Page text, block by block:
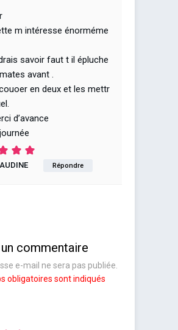
m intéresse énorméme
savoir faut t il épluche
avant .
en deux et les mettr
d’avance
Répondre
commentaire
e-mail ne sera pas publiée.
obligatoires sont indiqués